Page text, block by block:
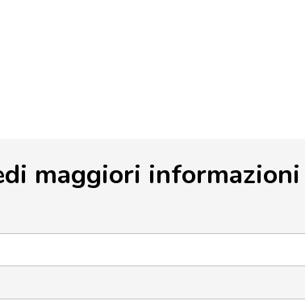
maggiori